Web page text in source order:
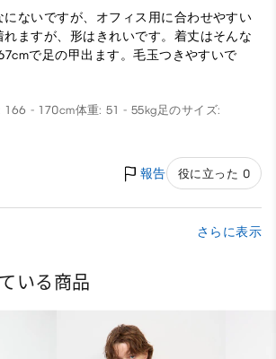
ないですが、オフィス用に合わせやすい
ますが、形はきれいです。着丈はそんな
で足の甲出ます。毛玉つきやすいで
166 - 170cm体重: 51 - 55kg足のサイズ:
報告 役に立った 0
さらに表示
いる商品